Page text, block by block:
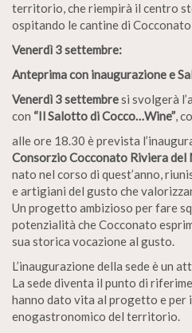
territorio, che riempirà il centro
ospitando le cantine di
Venerdì 3 settembre:
Anteprima con inaugurazione e
Venerdì 3 settembresi svolgerà
con “Il Salotto di Cocco…Wine”,
alle ore 18.30 è prevista
Consorzio Cocconato Riviera
nato nel corso di quest’anno,
e artigiani del gusto che
Un progetto ambizioso per fare
potenzialità che Cocconato
sua storica vocazione al gusto.
L’inaugurazione della sede è un
La sede diventa il punto di
hanno dato vita al progetto e per
enogastronomico del territorio.